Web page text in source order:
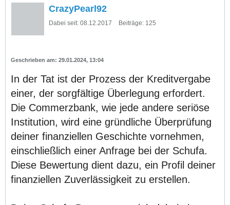
CrazyPearl92
Dabei seit: 08.12.2017 Beiträge: 125
29.01.2024, 13:04
In der Tat ist der Prozess der Kreditvergabe
einer, der sorgfältige Überlegung erfordert.
Die Commerzbank, wie jede andere seriöse
Institution, wird eine gründliche Überprüfung
deiner finanziellen Geschichte vornehmen,
einschließlich einer Anfrage bei der Schufa.
Diese Bewertung dient dazu, ein Profil deiner
finanziellen Zuverlässigkeit zu erstellen.